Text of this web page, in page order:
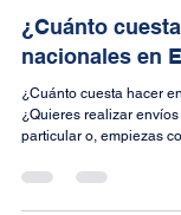
ENVOI DE COLIS
¿Cuánto
nacionales en
¿Cuánto cuesta hacer
particular o, empiezas